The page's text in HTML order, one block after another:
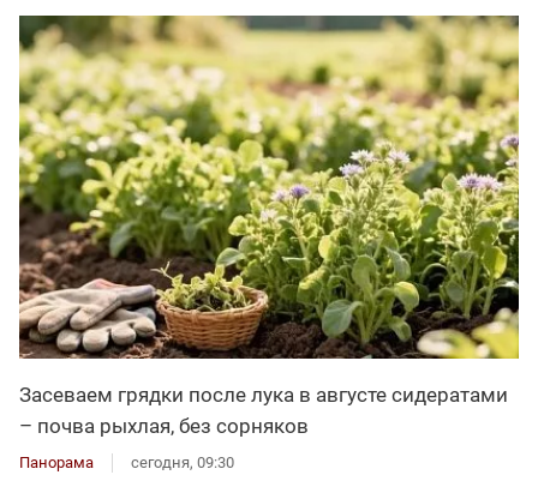
Засеваем грядки после лука в августе сидератами
– почва рыхлая, без сорняков
Панорама сегодня, 09:30